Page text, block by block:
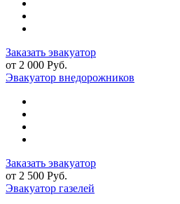
Заказать эвакуатор
от 2 000 Руб.
Эвакуатор внедорожников
Заказать эвакуатор
от 2 500 Руб.
Эвакуатор газелей